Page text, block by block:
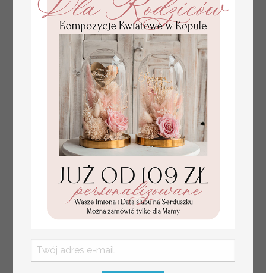
numerki na stół weselny
z tłoczonymi kwiatami,
eleganckie numerki na
stoły weselne, tłoczone
dekoracja stołów
weselnych tłoczone
kwiaty
Promocja:
10 PLN/13.00 PLN